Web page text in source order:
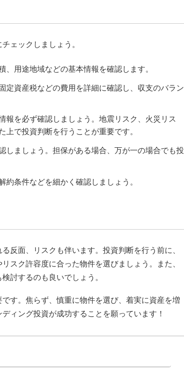
ェックしましょう。
、用途地域などの基本情報を確認します。
定資産税などの費用を詳細に確認し、収支のバラン
報を必ず確認しましょう。地震リスク、火災リス
上で投資判断を行うことが重要です。
しましょう。担保がある場合、万が一の場合でも投
約条件などを細かく確認しましょう。
反面、リスクも伴います。投資判断を行う前に、
スク許容度に合った物件を選びましょう。また、
討するのも良いでしょう。
す。焦らず、慎重に物件を選び、着実に資産を増
ィング投資が成功することを願っています！